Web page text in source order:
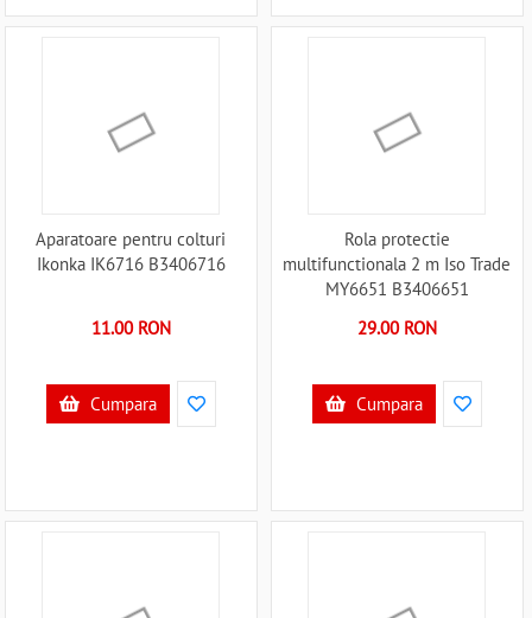
Aparatoare pentru colturi
Ikonka IK6716 B3406716
11.00 RON
Cumpara
Rola protectie
multifunctionala 2 m Iso Trade
MY6651 B3406651
29.00 RON
Cumpara